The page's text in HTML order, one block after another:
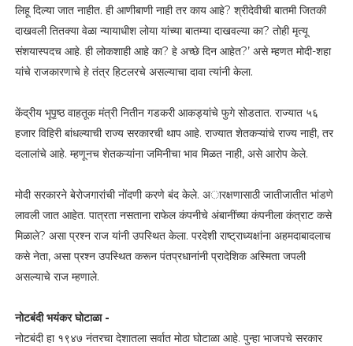
लिहू दिल्या जात नाहीत. ही आणीबाणी नाही तर काय आहे? श्रीदेवीची बातमी जितकी
दाखवली तितक्या वेळा न्यायाधीश लोया यांच्या बातम्या दाखवल्या का? तोही मृत्यू
संशयास्पदच आहे. ही लोकशाही आहे का? हे अच्छे दिन आहेत?’ असे म्हणत मोदी-शहा
यांचे राजकारणाचे हे तंत्र हिटलरचे असल्याचा दावा त्यांनी केला.
केंद्रीय भूपृष्ठ वाहतूक मंत्री नितीन गडकरी आकड्यांचे फुगे सोडतात. राज्यात ५६
हजार विहिरी बांधल्याची राज्य सरकारची थाप आहे. राज्यात शेतकऱ्यांचे राज्य नाही, तर
दलालांचे आहे. म्हणूनच शेतकऱ्यांना जमिनीचा भाव मिळत नाही, असे आरोप केले.
मोदी सरकारने बेरोजगारांची नोंदणी करणे बंद केले. अारक्षणासाठी जातीजातीत भांडणे
लावली जात आहेत. पात्रता नसताना राफेल कंपनीचे अंबानींच्या कंपनीला कंत्राट कसे
मिळाले? असा प्रश्न राज यांनी उपस्थित केला. परदेशी राष्ट्राध्यक्षांना अहमदाबादलाच
कसे नेता, असा प्रश्न उपस्थित करून पंतप्रधानांनी प्रादेशिक अस्मिता जपली
असल्याचे राज म्हणाले.
नोटबंदी भयंकर घोटाळा -
नोटबंदी हा १९४७ नंतरचा देशातला सर्वात मोठा घोटाळा आहे. पुन्हा भाजपचे सरकार